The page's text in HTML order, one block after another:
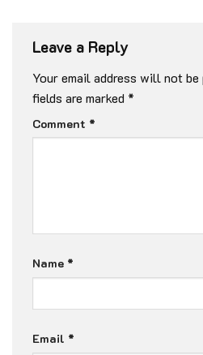
Leave a Reply
Your email address will not be
fields are marked *
Comment *
Name *
Email *